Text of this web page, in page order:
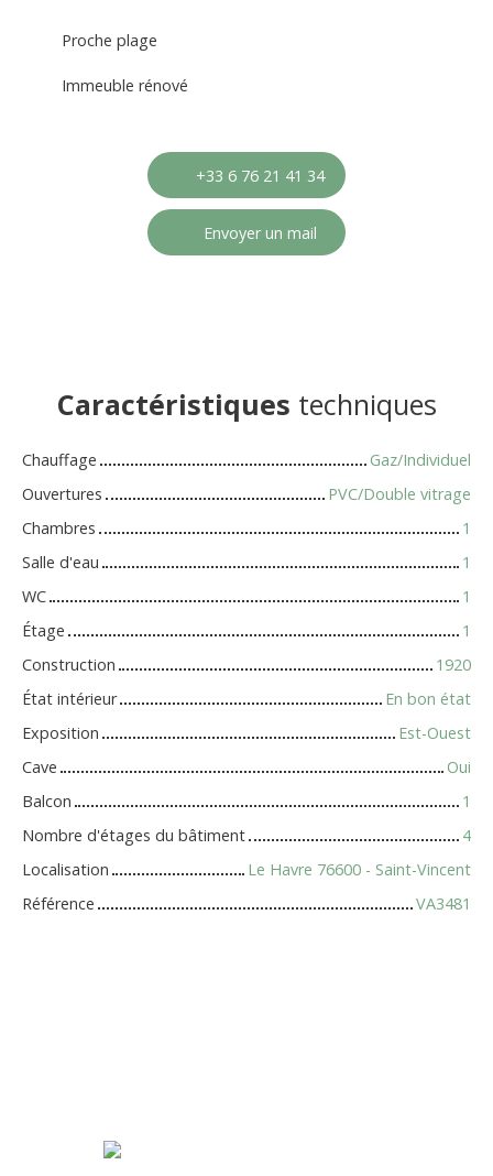
Proche plage
Immeuble rénové
+33 6 76 21 41 34
Envoyer un mail
Caractéristiques techniques
Chauffage
Gaz/Individuel
Ouvertures
PVC/Double vitrage
Chambres
1
Salle d'eau
1
WC
1
Étage
1
Construction
1920
État intérieur
En bon état
Exposition
Est-Ouest
Cave
Oui
Balcon
1
Nombre d'étages du bâtiment
4
Localisation
Le Havre 76600 - Saint-Vincent
Référence
VA3481